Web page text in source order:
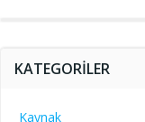
KATEGORILER
Kaynak